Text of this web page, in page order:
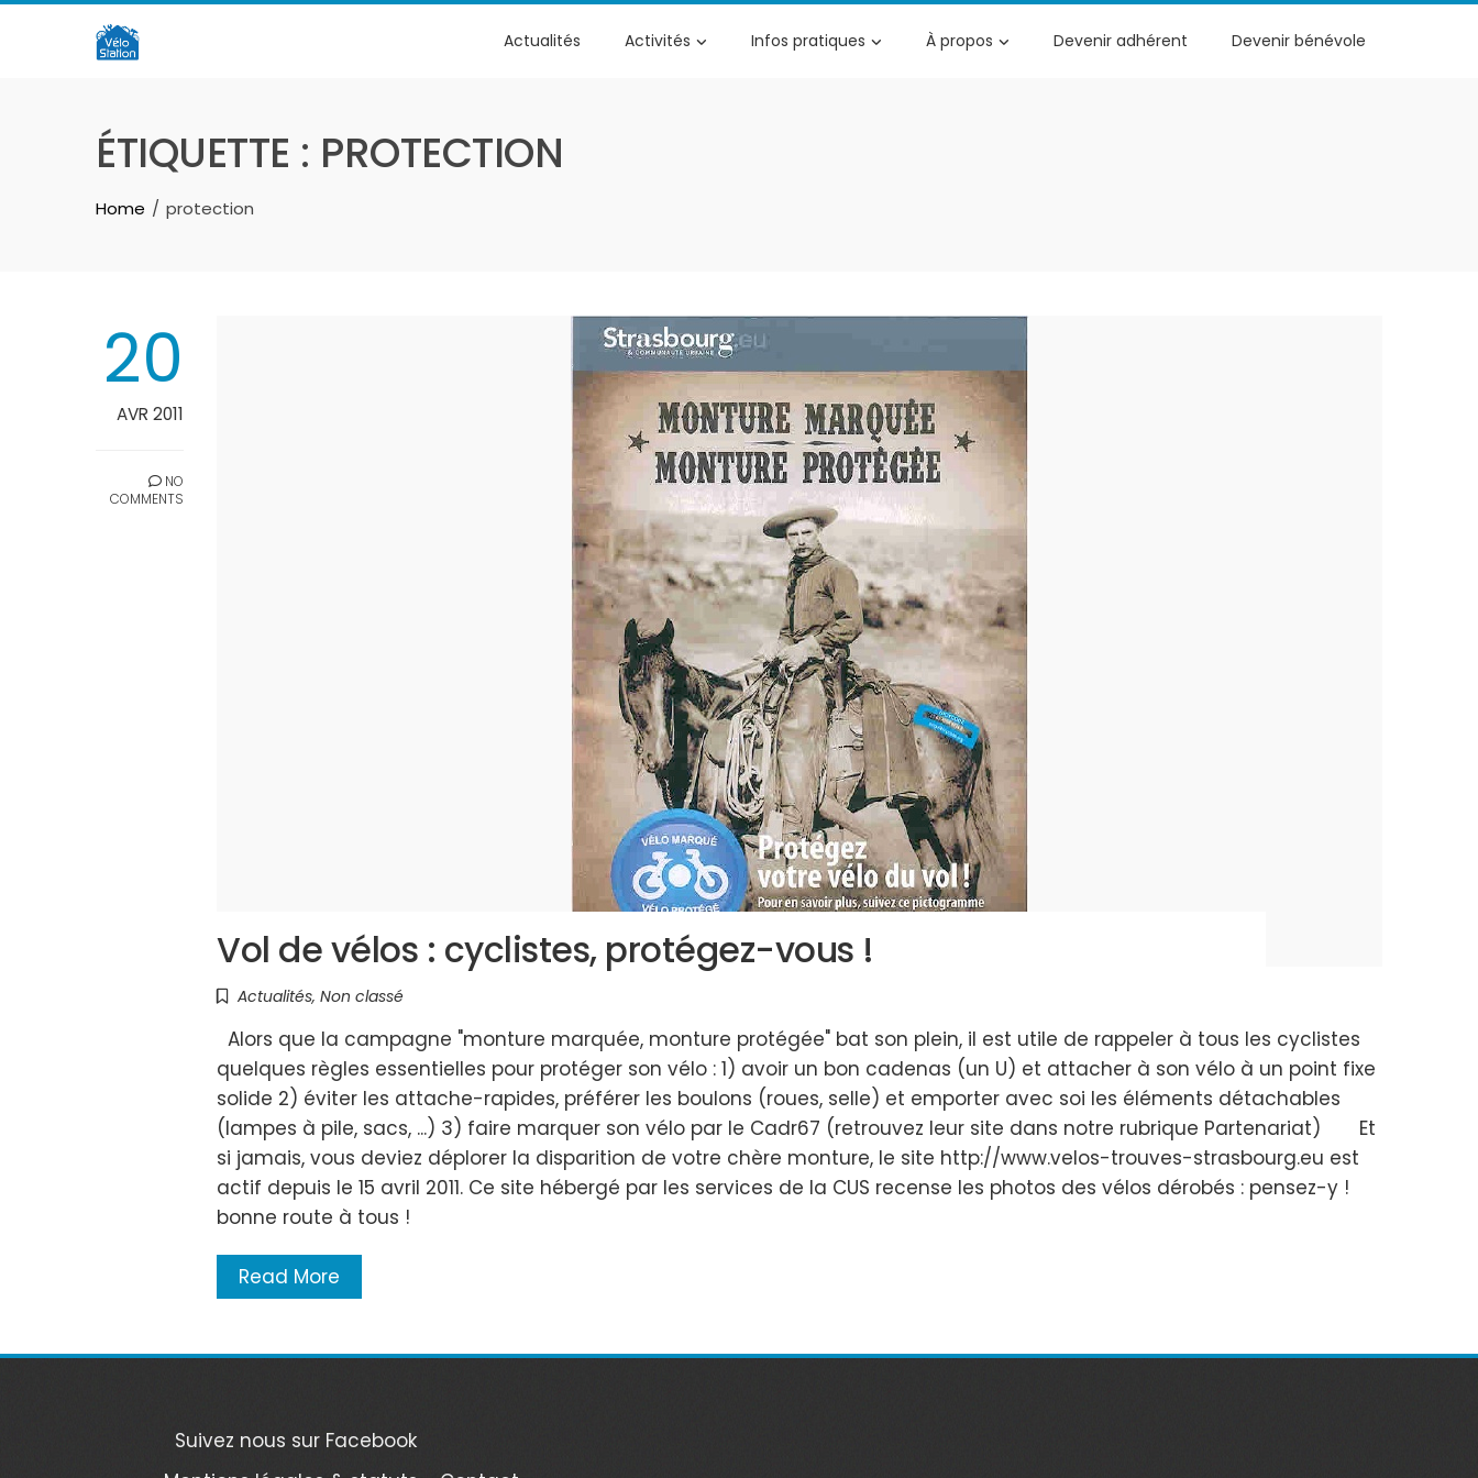
Skip
Actualités Activités Infos pratiques À propos Devenir adhérent Devenir bénévole
ÉTIQUETTE : PROTECTION
Home protection
20
AVR 2011
NO
COMMENTS
Vol de vélos : cyclistes, protégez-vous !
Actualités, Non classé
Alors que la campagne "monture marquée, monture protégée" bat son plein, il est utile de rappeler à tous les cyclistes
quelques règles essentielles pour protéger son vélo : 1) avoir un bon cadenas (un U) et attacher à son vélo à un point fixe
solide 2) éviter les attache-rapides, préférer les boulons (roues, selle) et emporter avec soi les éléments détachables
(lampes à pile, sacs, ...) 3) faire marquer son vélo par le Cadr67 (retrouvez leur site dans notre rubrique Partenariat) Et
si jamais, vous deviez déplorer la disparition de votre chère monture, le site http://www.velos-trouves-strasbourg.eu est
actif depuis le 15 avril 2011. Ce site hébergé par les services de la CUS recense les photos des vélos dérobés : pensez-y !
bonne route à tous !
Read More
Suivez nous sur Facebook